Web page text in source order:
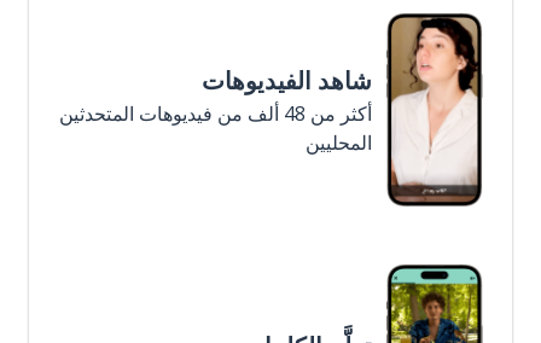
شاهد الفيديوهات
أكثر من 48 ألف من فيديوهات المتحدثين
المحليين